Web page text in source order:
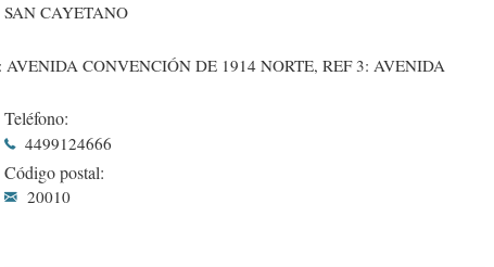
SAN CAYETANO
CONVENCIÓN DE 1914 NORTE, REF 3: AVENIDA
Teléfono:
4499124666
Código postal:
20010